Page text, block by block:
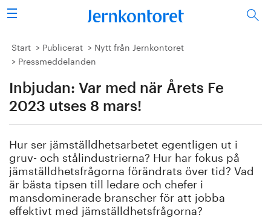
Sök
Stålindustrin
Forskning/utbildning
Vi tycker
Publicerat
Start Publicerat
Nytt från Jernkontoret
Pressmeddelanden
Inbjudan: Var med när Årets Fe
2023 utses 8 mars!
Hur ser jämställdhetsarbetet egentligen ut i
gruv- och stålindustrierna? Hur har fokus på
jämställdhetsfrågorna förändrats över tid? Vad
är bästa tipsen till ledare och chefer i
mansdominerade branscher för att jobba
effektivt med jämställdhetsfrågorna?